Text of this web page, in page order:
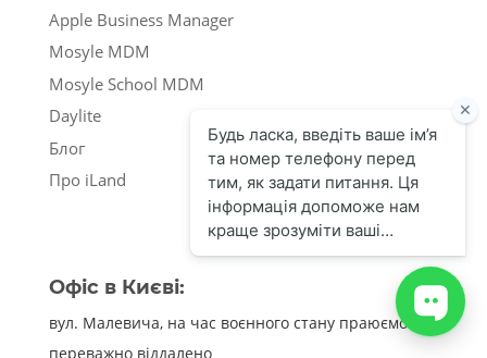
Apple Business Manager
Mosyle MDM
Mosyle School MDM
Daylite
Блог
Про iLand
Офіс в Києві:
вул. Малевича, на час воєнного стану праюємо
переважно віддалено